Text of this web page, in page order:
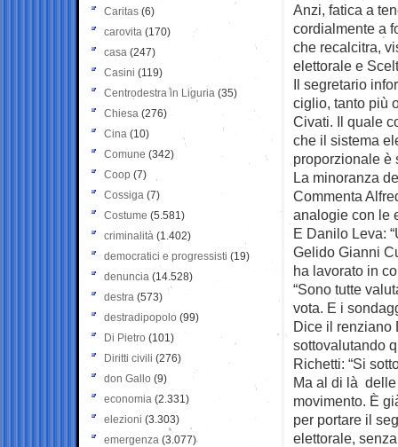
Anzi, fatica a
cordialmente a
che recalcitra,
elettorale e
Il segretario
ciglio, tanto più
Civati. Il quale
che il sistema
proporzionale è
La minoranza
Commenta
analogie con le
E Danilo Leva:
Gelido Gianni
ha lavorato in
“Sono tutte
vota. E i
Dice il renziano
sottovalutando
Richetti: “Si
Ma al di là
movimento. È
per portare il
elettorale,
Caritas (6)
carovita (170)
casa (247)
Casini (119)
Centrodestra in Liguria (35)
Chiesa (276)
Cina (10)
Comune (342)
Coop (7)
Cossiga (7)
Costume (5.581)
criminalità (1.402)
democratici e progressisti (19)
denuncia (14.528)
destra (573)
destradipopolo (99)
Di Pietro (101)
Diritti civili (276)
don Gallo (9)
economia (2.331)
elezioni (3.303)
emergenza (3.077)